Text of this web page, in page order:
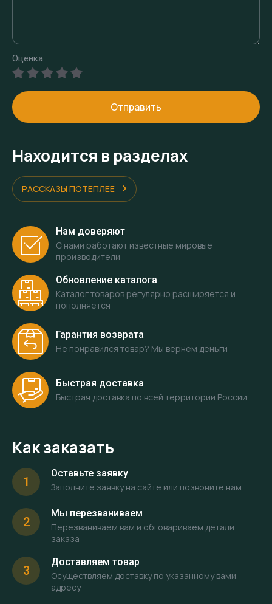
Оценка:
Отправить
Находится в разделах
РАССКАЗЫ ПОТЕПЛЕЕ
Нам доверяют
С нами работают известные мировые
производители
Обновление каталога
Каталог товаров регулярно расширяется и
пополняется
Гарантия возврата
Не понравился товар? Мы вернем деньги
Быстрая доставка
Быстрая доставка по всей территории России
Как заказать
1
Оставьте заявку
Заполните заявку на сайте или позвоните нам
2
Мы перезваниваем
Перезваниваем вам и обговариваем детали
заказа
3
Доставляем товар
Осуществляем доставку по указанному вами
адресу